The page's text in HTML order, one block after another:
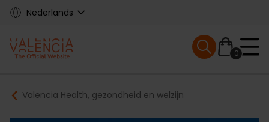
Skip
content
Nederlands
Main
navigation
0
Mobile menu
Breadcrumb
Valencia Health, gezondheid en welzijn